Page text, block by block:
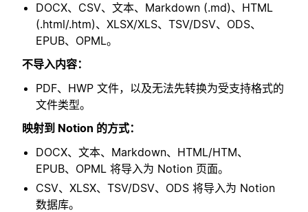
DOCX、CSV、文本、Markdown (.md)、HTML
(.html/.htm)、XLSX/XLS、TSV/DSV、ODS、
EPUB、OPML。
不导入内容：
PDF、HWP 文件，以及无法先转换为受支持格式的
文件类型。
映射到 Notion 的方式：
DOCX、文本、Markdown、HTML/HTM、
EPUB、OPML 将导入为 Notion 页面。
CSV、XLSX、TSV/DSV、ODS 将导入为 Notion
数据库。